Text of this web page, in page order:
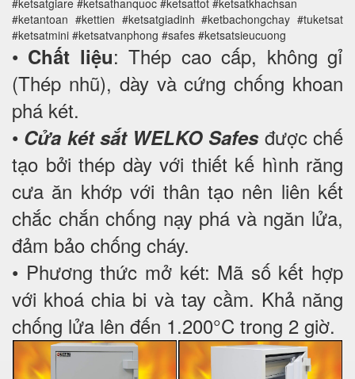
#ketsatgiare #ketsathanquoc #ketsattot #ketsatkhachsan
#ketantoan #kettien #ketsatgiadinh #ketbachongchay #tuketsat
#ketsatmini #ketsatvanphong #safes #ketsatsieucuong
• Chất liệu: Thép cao cấp, không gỉ
(Thép nhũ), dày và cứng chống khoan
phá két.
• Cửa két sắt WELKO Safesđược chế
tạo bởi thép dày với thiết kế hình răng
cưa ăn khớp với thân tạo nên liên kết
chắc chắn chống nạy phá và ngăn lửa,
đảm bảo chống cháy.
• Phương thức mở két: Mã số kết hợp
với khoá chia bi và tay cầm. Khả năng
chống lửa lên đến 1.200°C trong 2 giờ.